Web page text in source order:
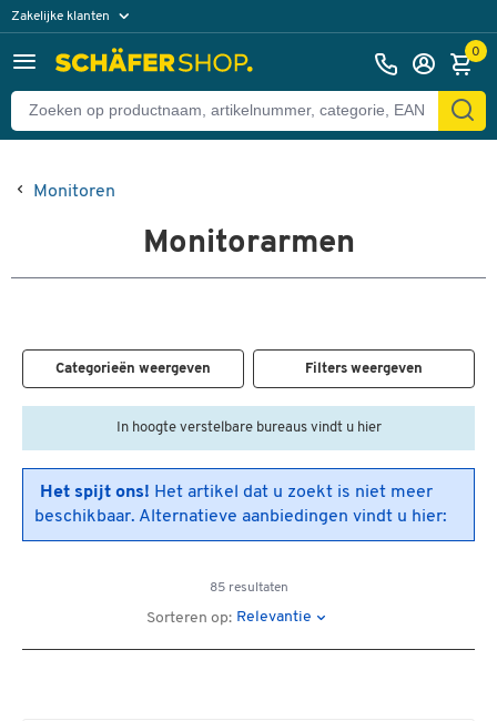
Zakelijke klanten
Particuliere klanten 0
Monitoren
Monitorarmen
Categorieën weergeven Filters weergeven
In hoogte verstelbare bureaus vindt u hier
Het spijt ons! Het artikel dat u zoekt is niet meer
beschikbaar. Alternatieve aanbiedingen vindt u hier:
85 resultaten
Sorteren op: Relevantie